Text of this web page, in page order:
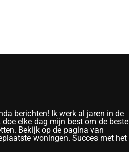
berichten! Ik werk al jaren in de
elke dag mijn best om de beste
Bekijk op de pagina van
woningen. Succes met het